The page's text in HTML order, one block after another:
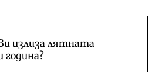
излиза лятната
година?